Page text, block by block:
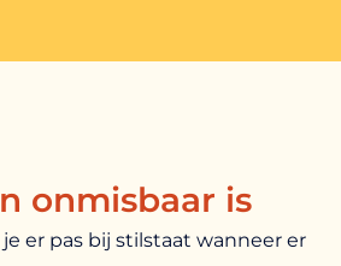
onmisbaar is
er pas bij stilstaat wanneer er